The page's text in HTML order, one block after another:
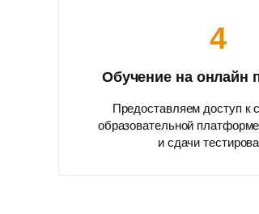
4
Обучение на онлайн
Предоставляем доступ к
образовательной
и сдачи